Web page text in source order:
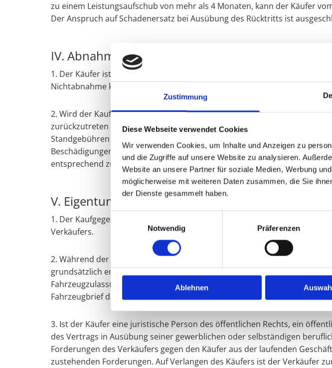
Zustimmung
Diese Webseite verwendet Cookies
Wir verwenden Cookies, um Inhalte und Anzeigen zu
und die Zugriffe auf unsere Website zu analysieren.
Website an unsere Partner für soziale Medien, Werbung
möglicherweise mit weiteren Daten zusammen, die Sie
der Dienste gesammelt haben.
Notwendig
Präferenzen
Ablehnen
zu einem Leistungsaufschub von mehr als 4 Monaten, kann der Käufer
Der Anspruch auf Schadenersatz bei Ausübung des Rücktritts ist
IV. Abnahme des Kaufgegenstandes:
1. Der Käufer ist verpflichtet, den Kaufgegenstand innerhalb von 5
Nichtabnahme kann der Verkäufer von seinen gesetzlichen Rechten
2. Wird der Kaufgegenstand innerhalb 5 Tage nach Bereitstellung nicht
zurückzutreten oder Schadenersatz in Form von Verzugszinsen in Höhe
Standgebühren von EUR 15,- € (brutto) pro Tag in Rechnung gestellt
Beschädigungen (Vandalismus, Diebstahl, Hagel) nicht haftbar gemacht
entsprechend zu versichern.
V. Eigentumsvorbehalt:
1. Der Kaufgegenstand bleibt bis zum vollständigen Ausgleich der dem
Verkäufers.
2. Während der Dauer des Eigentumsvorbehalts steht das Recht zum
grundsätzlich erst nach vollständiger Bezahlung übergeben. Wird der
Fahrzeugzulassung an die zuständige Zulassungsstelle gesandt, so
Fahrzeugbrief darf in diesem Fall nur für die Ummeldung genutzt
3. Ist der Käufer eine juristische Person des öffentlichen Rechts, ein
des Vertrags in Ausübung seiner gewerblichen oder selbständigen
Forderungen des Verkäufers gegen den Käufer aus der laufenden
zustehenden Forderungen. Auf Verlangen des Käufers ist der Verkäufer